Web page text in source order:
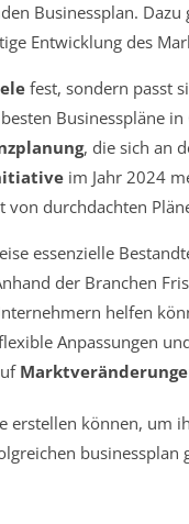
Businessplan.
Entwicklung des
fest, sondern passt
Businesspläne
, die sich an
im Jahr 2024
von durchdachten
essenzielle
der Branchen
helfen
Anpassungen